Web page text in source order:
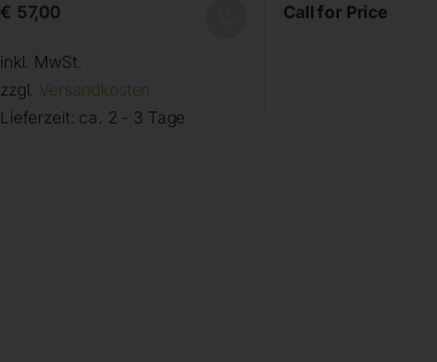
€ 57,00
inkl. MwSt.
zzgl. Versandkosten
Lieferzeit: ca. 2 - 3 Tage
Call for Price